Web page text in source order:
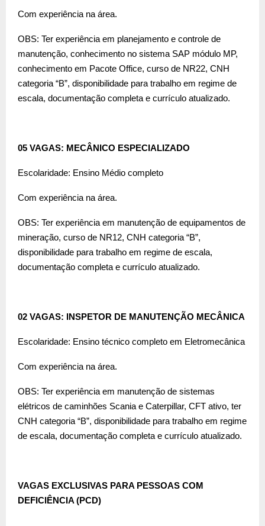
Com experiência na área.
OBS: Ter experiência em planejamento e controle de
manutenção, conhecimento no sistema SAP módulo MP,
conhecimento em Pacote Office, curso de NR22, CNH
categoria “B”, disponibilidade para trabalho em regime de
escala, documentação completa e currículo atualizado.
05 VAGAS: MECÂNICO ESPECIALIZADO
Escolaridade: Ensino Médio completo
Com experiência na área.
OBS: Ter experiência em manutenção de equipamentos de
mineração, curso de NR12, CNH categoria “B”,
disponibilidade para trabalho em regime de escala,
documentação completa e currículo atualizado.
02 VAGAS: INSPETOR DE MANUTENÇÃO MECÂNICA
Escolaridade: Ensino técnico completo em Eletromecânica
Com experiência na área.
OBS: Ter experiência em manutenção de sistemas
elétricos de caminhões Scania e Caterpillar, CFT ativo, ter
CNH categoria “B”, disponibilidade para trabalho em regime
de escala, documentação completa e currículo atualizado.
VAGAS EXCLUSIVAS PARA PESSOAS COM
DEFICIÊNCIA (PCD)